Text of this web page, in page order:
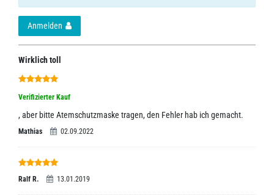
Anmelden
Wirklich toll
Verifizierter Kauf
, aber bitte Atemschutzmaske tragen, den Fehler hab ich gemacht.
Mathias 02.09.2022
Ralf R. 13.01.2019